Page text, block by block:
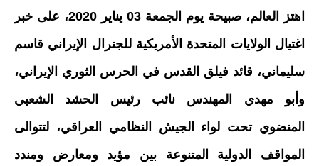
اهتز العالم، صبيحة يوم الجمعة 03 يناير 2020، على خبر
اغتيال الولايات المتحدة الأمريكية للجنرال الإيراني قاسم
سليماني، قائد فيلق القدس في الحرس الثوري الإيراني،
وأبو مهدي المهندس نائب رئيس الحشد الشعبي
المنضوي تحت لواء الجيش النظامي العراقي، لتتوالى
المواقف الدولية المتنوعة بين مؤيد ومعارض ومندد